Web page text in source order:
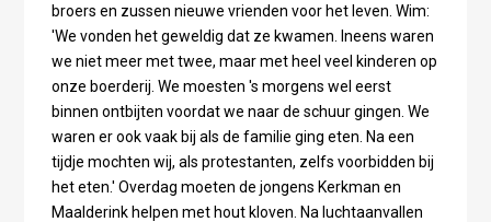
broers en zussen nieuwe vrienden voor het leven. Wim:
'We vonden het geweldig dat ze kwamen. Ineens waren
we niet meer met twee, maar met heel veel kinderen op
onze boerderij. We moesten 's morgens wel eerst
binnen ontbijten voordat we naar de schuur gingen. We
waren er ook vaak bij als de familie ging eten. Na een
tijdje mochten wij, als protestanten, zelfs voorbidden bij
het eten.' Overdag moeten de jongens Kerkman en
Maalderink helpen met hout kloven. Na luchtaanvallen